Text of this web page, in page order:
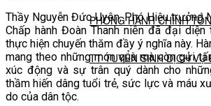
PHÒNG HÀNH CHÍNH
TT TUYỂN SINH DỊCH VỤ
NGHIÊN CỨU KHOA HỌC
Thầy Nguyễn Đức Uyên, Phó Hiệu trưởng
Chấp hành Đoàn Thanh niên đã đại diện
thực hiện chuyến thăm đầy ý nghĩa này.
mang theo những món quà mà còn gửi
xúc động và sự trân quý dành cho
thầm hiến dâng tuổi trẻ, sức lực và máu
do của dân tộc.